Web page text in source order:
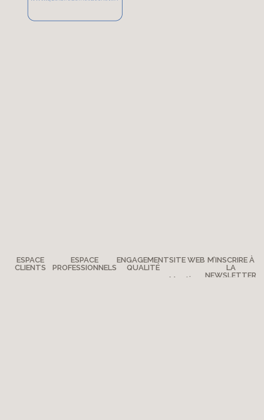
ESPACE
CLIENTS
ESPACE
PROFESSIONNELS
ENGAGEMENT
QUALITÉ
SITE WEB
Mentions
M’INSCRIRE À
LA
NEWSLETTER